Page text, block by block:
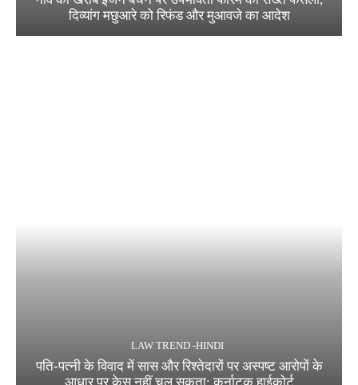
दिव्यांग मछुआरे को रिफंड और मुआवजे का आदेश
LAW TREND -HINDI
पति-पत्नी के विवाद में सास और रिश्तेदारों पर अस्पष्ट आरोपों के